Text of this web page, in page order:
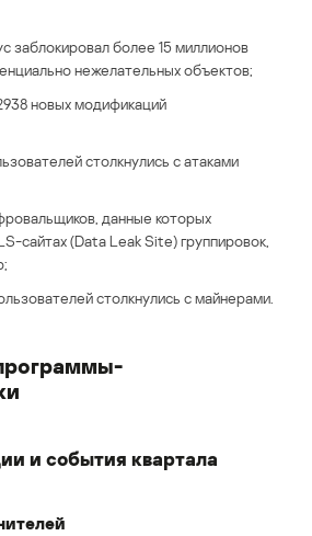
заблокировал более 15 миллионов
нежелательных объектов;
новых модификаций
столкнулись с атаками
данные которых
сайтах (Data Leak Site) группировок,
столкнулись с майнерами.
и события квартала